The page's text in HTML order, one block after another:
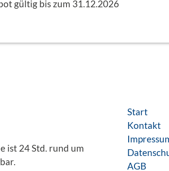
gültig bis zum 31.12.2026
ist 24 Std. rund um
Start
Kontakt
AGB